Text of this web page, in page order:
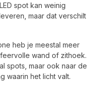
spot kan weinig
maar dat verschilt
heb je meestal meer
wand of zithoek.
spots, maar ook naar de
waarin het licht valt.